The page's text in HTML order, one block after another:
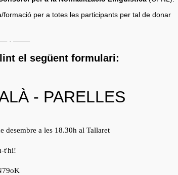
per a totes les participants per tal de donar
· ——–
el següent formulari: